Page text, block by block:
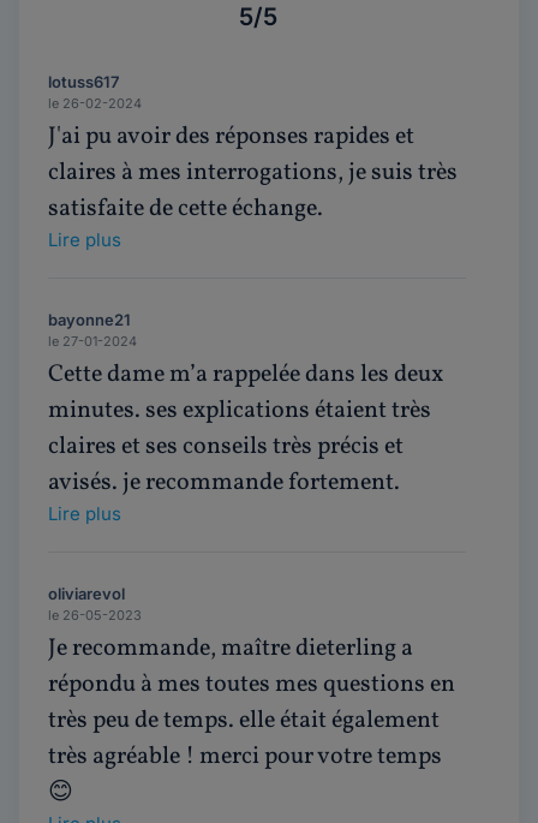
5/5
lotuss617
le 26-02-2024
J'ai pu avoir des réponses rapides et
claires à mes interrogations, je suis très
satisfaite de cette échange.
Lire plus
bayonne21
le 27-01-2024
Cette dame m’a rappelée dans les deux
minutes. ses explications étaient très
claires et ses conseils très précis et
avisés. je recommande fortement.
Lire plus
oliviarevol
le 26-05-2023
Je recommande, maître dieterling a
répondu à mes toutes mes questions en
très peu de temps. elle était également
très agréable ! merci pour votre temps
😊